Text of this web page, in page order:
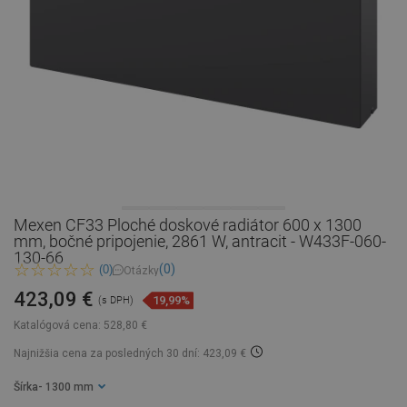
Mexen CF33 Ploché doskové radiátor 600 x 1300
mm, bočné pripojenie, 2861 W, antracit - W433F-060-
130-66
(0) Otázky(0)
Katalógová cena: 528,80 €
423,09 € (s DPH) 19,99%
Najnižšia cena za posledných 30 dní: 423,09 €
Šírka - 1300 mm